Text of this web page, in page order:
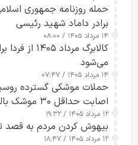
حمله روزنامه جمهوری
برادر داماد شهید رئیسی
۱۴ مرداد ۱۴۰۵ / ۰۸:۰۰
کالابرگ
می‌شود
۱۴ مرداد ۱۴۰۵ / ۰۷:۴۷
حملات موشکی گسترده
اصابت حداقل ۳۰ موشک بالستیک+ ویدیو
۱۲ مرداد ۱۴۰۵ / ۱۹:۳۲
بیهوش کردن مردم به قصد
۱۲ مرداد ۱۴۰۵ / ۱۸:۴۷